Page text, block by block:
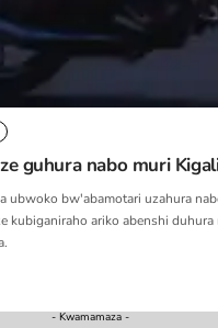
guhura nabo muri
ubwoko bw'abamotari uzahura
kubiganiraho ariko abenshi duhura
- Kwamamaza -